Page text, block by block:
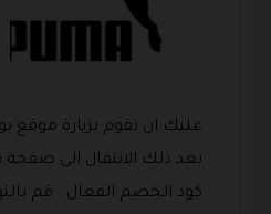
عليك ان تقوم بزيارة موقع
بعد ذلك الانتقال الى
كود الخصم الفعال . قم